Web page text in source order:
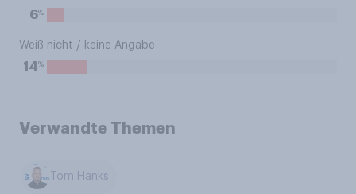
6%
Weiß nicht / keine Angabe
14%
Verwandte Themen
Tom Hanks